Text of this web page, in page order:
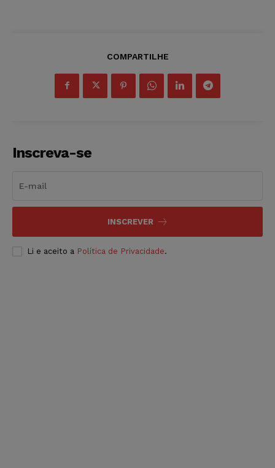
COMPARTILHE
Inscreva-se
INSCREVER
Li e aceito a Política de Privacidade.